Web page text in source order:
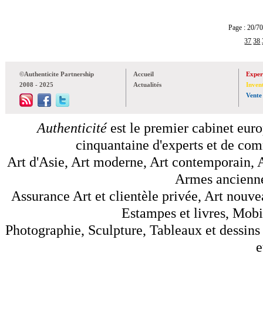
Page :
37 38
©Authenticite Partnership
2008 - 2025
Accueil
Actualités
Vente
Authenticitéest le premier cabinet
cinquantaine d'experts et de
Art d'Asie, Art moderne, Art contemporain,
Armes
Assurance Art et clientèle privée, Art
Estampes et livres,
Photographie, Sculpture, Tableaux et